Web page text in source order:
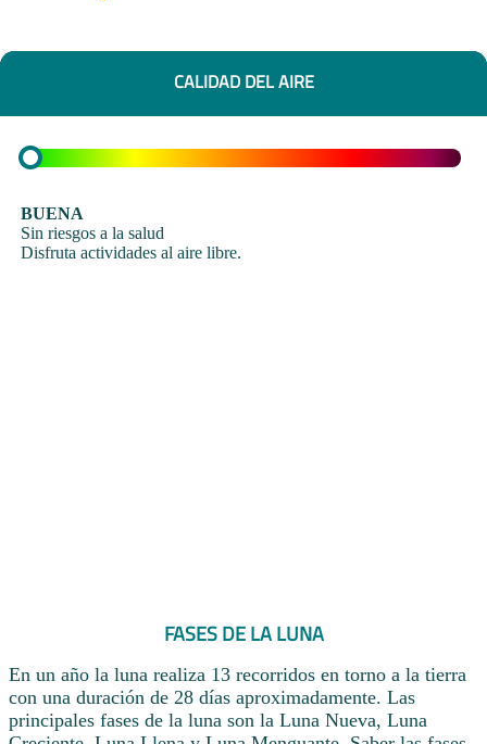
CALIDAD DEL AIRE
BUENA
Sin riesgos a la salud
Disfruta actividades al aire libre.
FASES DE LA LUNA
En un año la luna realiza 13 recorridos en torno a la tierra
con una duración de 28 días aproximadamente. Las
principales fases de la luna son la Luna Nueva, Luna